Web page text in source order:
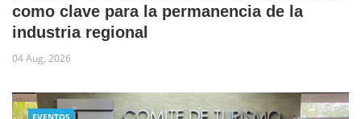
como clave para la permanencia de la
industria regional
04 Aug, 2026
EVENTOS